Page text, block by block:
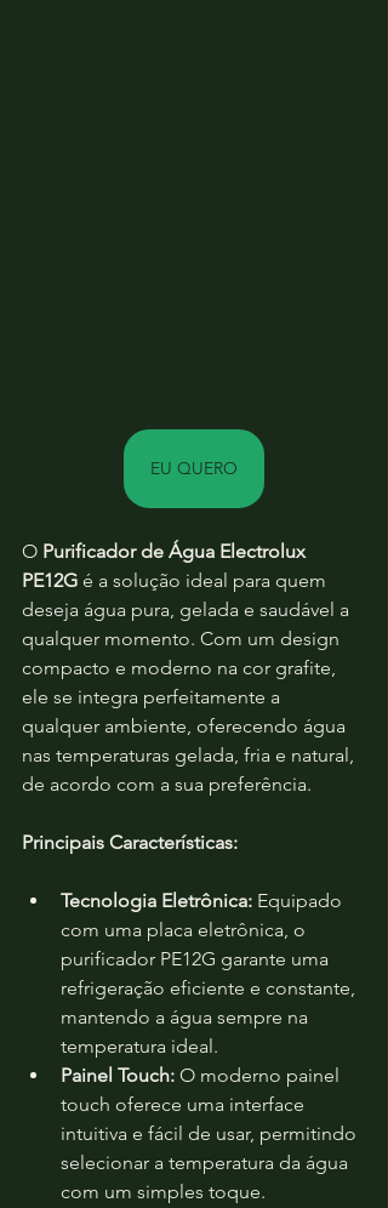
EU QUERO
O Purificador de Água Electrolux
PE12G é a solução ideal para quem
deseja água pura, gelada e saudável a
qualquer momento. Com um design
compacto e moderno na cor grafite,
ele se integra perfeitamente a
qualquer ambiente, oferecendo água
nas temperaturas gelada, fria e natural,
de acordo com a sua preferência.
Principais Características:
Tecnologia Eletrônica: Equipado
com uma placa eletrônica, o
purificador PE12G garante uma
refrigeração eficiente e constante,
mantendo a água sempre na
temperatura ideal.
Painel Touch: O moderno painel
touch oferece uma interface
intuitiva e fácil de usar, permitindo
selecionar a temperatura da água
com um simples toque.